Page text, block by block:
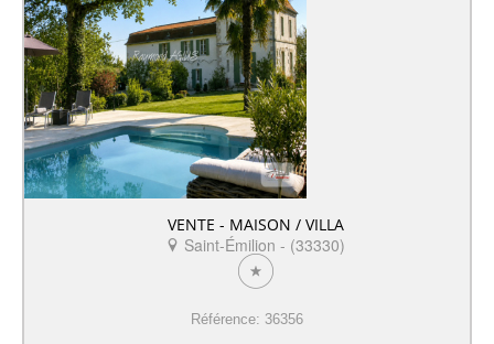
VENTE - MAISON / VILLA
Saint-Émilion - (33330)
Référence: 36356